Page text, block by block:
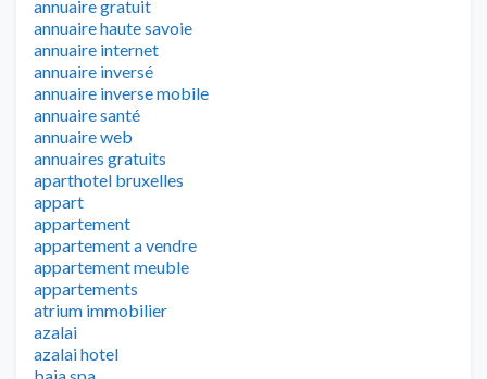
annuaire gratuit
annuaire haute savoie
annuaire internet
annuaire inversé
annuaire inverse mobile
annuaire santé
annuaire web
annuaires gratuits
aparthotel bruxelles
appart
appartement
appartement a vendre
appartement meuble
appartements
atrium immobilier
azalai
azalai hotel